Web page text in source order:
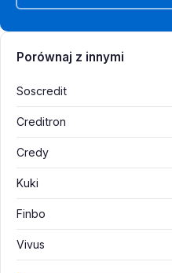
Porównaj z innymi
Soscredit
Creditron
Credy
Kuki
Finbo
Vivus